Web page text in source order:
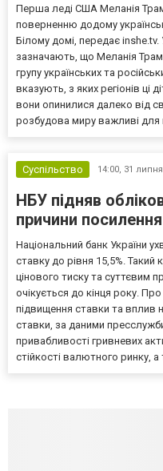
Перша леді США Меланія
поверненню додому
Білому домі, передає
зазначають, що Меланія
групу українських та
вказують, з яких регіонів ці
вони опинилися далеко від
розбудова миру важливі для
Суспільство 14:00, 31 липня
НБУ підняв
причини
Національний банк України
ставку до рівня 15,5%.
цінового тиску та суттєвим
очікується до кінця року.
підвищення ставки та вплив
ставки, за даними
привабливості гривневих
стійкості валютного ринку, а